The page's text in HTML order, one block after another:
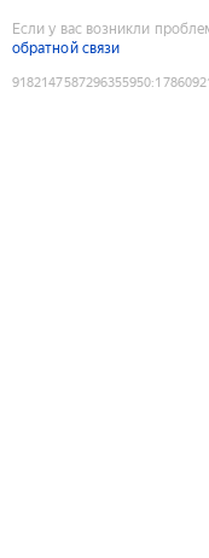
Если у вас возникли
обратной связи
9182147587296355950: